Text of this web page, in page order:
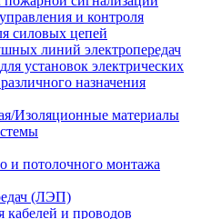
и контроля
силовых цепей
линий электропередач
установок электрических
назначения
Изоляционные материалы
и потолочного монтажа
(ЛЭП)
кабелей и проводов